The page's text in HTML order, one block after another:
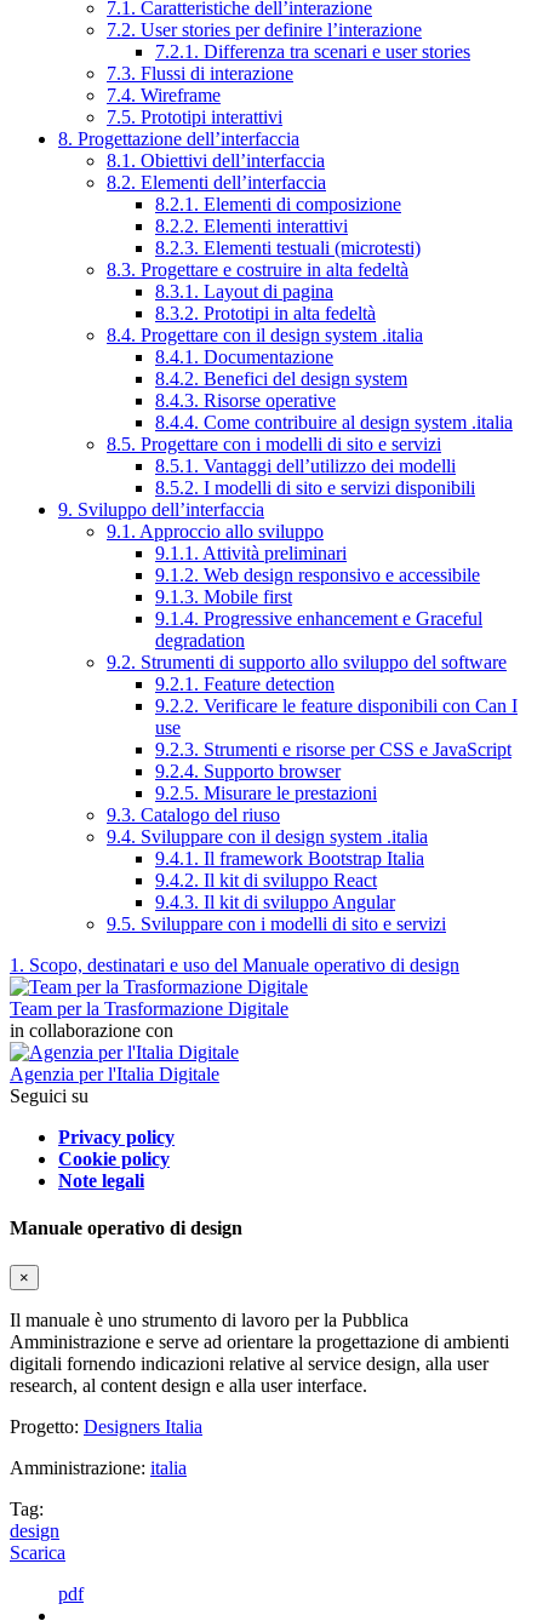
7.1. Caratteristiche dell’interazione
7.2. User stories per definire l’interazione
7.2.1. Differenza tra scenari e user stories
7.3. Flussi di interazione
7.4. Wireframe
7.5. Prototipi interattivi
8. Progettazione dell’interfaccia
8.1. Obiettivi dell’interfaccia
8.2. Elementi dell’interfaccia
8.2.1. Elementi di composizione
8.2.2. Elementi interattivi
8.2.3. Elementi testuali (microtesti)
8.3. Progettare e costruire in alta fedeltà
8.3.1. Layout di pagina
8.3.2. Prototipi in alta fedeltà
8.4. Progettare con il design system .italia
8.4.1. Documentazione
8.4.2. Benefici del design system
8.4.3. Risorse operative
8.4.4. Come contribuire al design system .italia
8.5. Progettare con i modelli di sito e servizi
8.5.1. Vantaggi dell’utilizzo dei modelli
8.5.2. I modelli di sito e servizi disponibili
9. Sviluppo dell’interfaccia
9.1. Approccio allo sviluppo
9.1.1. Attività preliminari
9.1.2. Web design responsivo e accessibile
9.1.3. Mobile first
9.1.4. Progressive enhancement e Graceful
degradation
9.2. Strumenti di supporto allo sviluppo del software
9.2.1. Feature detection
9.2.2. Verificare le feature disponibili con Can I
use
9.2.3. Strumenti e risorse per CSS e JavaScript
9.2.4. Supporto browser
9.2.5. Misurare le prestazioni
9.3. Catalogo del riuso
9.4. Sviluppare con il design system .italia
9.4.1. Il framework Bootstrap Italia
9.4.2. Il kit di sviluppo React
9.4.3. Il kit di sviluppo Angular
9.5. Sviluppare con i modelli di sito e servizi
1. Scopo, destinatari e uso del Manuale operativo di design
Team per la Trasformazione Digitale
in collaborazione con
Agenzia per l'Italia Digitale
Seguici su
Privacy policy
Cookie policy
Note legali
Manuale operativo di design
×
Il manuale è uno strumento di lavoro per la Pubblica
Amministrazione e serve ad orientare la progettazione di ambienti
digitali fornendo indicazioni relative al service design, alla user
research, al content design e alla user interface.
Progetto: Designers Italia
Amministrazione: italia
Tag:
design
Scarica
pdf